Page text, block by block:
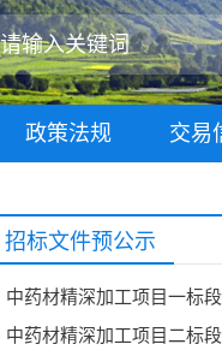
政策法规 交易
招标文件预公示
中药材精深加工项目一标段
中药材精深加工项目二标段